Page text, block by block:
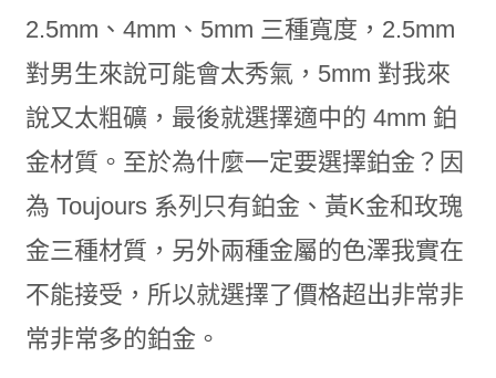
2.5mm、4mm、5mm 三種寬度，2.5mm
對男生來說可能會太秀氣，5mm 對我來
說又太粗礦，最後就選擇適中的 4mm 鉑
金材質。至於為什麼一定要選擇鉑金？因
為 Toujours 系列只有鉑金、黃K金和玫瑰
金三種材質，另外兩種金屬的色澤我實在
不能接受，所以就選擇了價格超出非常非
常非常多的鉑金。